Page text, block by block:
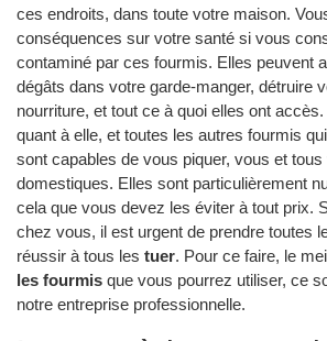
ces endroits, dans toute votre maison.
conséquences sur votre santé si vous
contaminé par ces fourmis. Elles peuvent
dégâts dans votre garde-manger, détruire
nourriture, et tout ce à quoi elles ont
quant à elle, et toutes les autres fourmis
sont capables de vous piquer, vous et
domestiques. Elles sont particulièrement
cela que vous devez les éviter à tout prix.
chez vous, il est urgent de prendre toutes
réussir à tous les tuer. Pour ce faire, le
les fourmis que vous pourrez utiliser, ce
notre entreprise professionnelle.